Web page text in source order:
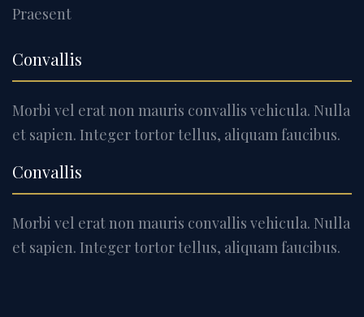
Praesent
Convallis
Morbi vel erat non mauris convallis vehicula. Nulla
et sapien. Integer tortor tellus, aliquam faucibus.
Convallis
Morbi vel erat non mauris convallis vehicula. Nulla
et sapien. Integer tortor tellus, aliquam faucibus.